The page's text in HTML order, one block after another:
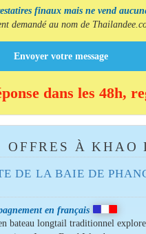
finaux mais ne vend
demandé au nom de
Envoyer votre message
dans les 48h,
OFFRES À KHAO
DE LA BAIE DE
en français
bateau longtail traditionnel